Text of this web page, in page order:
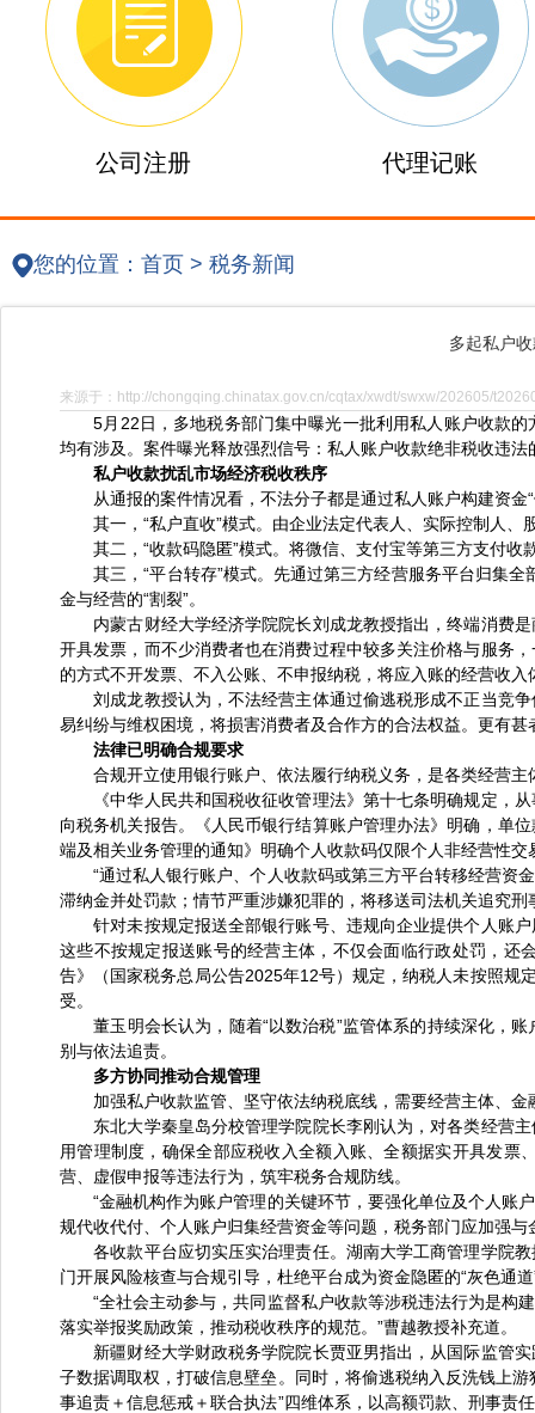
公司注册 代理记账
您的位置： 首页 > 税务新闻
多起私户
来源于：http://chongqing.chinatax.gov.cn/cqtax/xwdt/swxw/202605/
5月22日，多地税务部门集中曝光一批利用私人账户收款的
均有涉及。案件曝光释放强烈信号：私人账户收款绝非税收违
私户收款扰乱市场经济税收秩序
从通报的案件情况看，不法分子都是通过私人账户构建资金“
其一，“私户直收”模式。由企业法定代表人、实际控制人、
其二，“收款码隐匿”模式。将微信、支付宝等第三方支付收
其三，“平台转存”模式。先通过第三方经营服务平台归集全
金与经营的“割裂”。
内蒙古财经大学经济学院院长刘成龙教授指出，终端消费是
开具发票，而不少消费者也在消费过程中较多关注价格与服务
的方式不开发票、不入公账、不申报纳税，将应入账的经营收
刘成龙教授认为，不法经营主体通过偷逃税形成不正当竞争
易纠纷与维权困境，将损害消费者及合作方的合法权益。更有
法律已明确合规要求
合规开立使用银行账户、依法履行纳税义务，是各类经营主
《中华人民共和国税收征收管理法》第十七条明确规定，从
向税务机关报告。《人民币银行结算账户管理办法》明确，单
端及相关业务管理的通知》明确个人收款码仅限个人非经营性
“通过私人银行账户、个人收款码或第三方平台转移经营资
滞纳金并处罚款；情节严重涉嫌犯罪的，将移送司法机关追究
针对未按规定报送全部银行账号、违规向企业提供个人账户
这些不按规定报送账号的经营主体，不仅会面临行政处罚，还
告》（国家税务总局公告2025年12号）规定，纳税人未按照规
受。
董玉明会长认为，随着“以数治税”监管体系的持续深化，账
别与依法追责。
多方协同推动合规管理
加强私户收款监管、坚守依法纳税底线，需要经营主体、金
东北大学秦皇岛分校管理学院院长李刚认为，对各类经营主
用管理制度，确保全部应税收入全额入账、全额据实开具发
营、虚假申报等违法行为，筑牢税务合规防线。
“金融机构作为账户管理的关键环节，要强化单位及个人账
规代收代付、个人账户归集经营资金等问题，税务部门应加强
各收款平台应切实压实治理责任。湖南大学工商管理学院教
门开展风险核查与合规引导，杜绝平台成为资金隐匿的“灰色通道
“全社会主动参与，共同监督私户收款等涉税违法行为是构
落实举报奖励政策，推动税收秩序的规范。”曹越教授补充道。
新疆财经大学财政税务学院院长贾亚男指出，从国际监管实
子数据调取权，打破信息壁垒。同时，将偷逃税纳入反洗钱上
事追责＋信息惩戒＋联合执法”四维体系，以高额罚款、刑事责